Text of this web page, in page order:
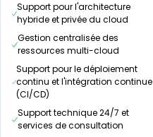
Support pour l'architecture
hybride et privée du cloud
Gestion centralisée des
ressources multi-cloud
Support pour le déploiement
continu et l'intégration continue
(CI/CD)
Support technique 24/7 et
services de consultation